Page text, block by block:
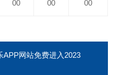
00
00
00
APP网站免费进入2023